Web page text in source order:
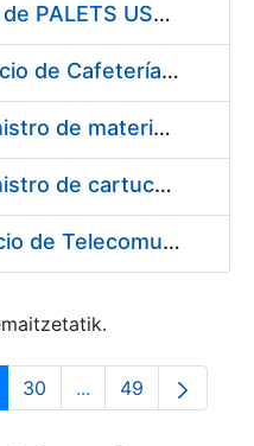
Enajenación y retirada de PALETS USADOS durante 2017
Contratación del Servicio de Cafetería-Restaurante en la Sede Central de la FNMT-RCM en Madrid
Contratación de suministro de materiales para dotar de redundancia los equipos informáticos de la FNMT-RCM
Contratación de suministro de cartuchos de tinta marca "EPSON"
Contratación de Servicio de Telecomunicaciones en la Fábrica Nacional de Moneda y Timbre-Real Casa de la Moneda
Use TAB to navigate.
Orrialdea
30 ...Intermediate
Orrialdea
49